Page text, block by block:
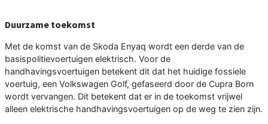
Duurzame toekomst
Met de komst van de Skoda Enyaq wordt een derde van de
basispolitievoertuigen elektrisch. Voor de
handhavingsvoertuigen betekent dit dat het huidige fossiele
voertuig, een Volkswagen Golf, gefaseerd door de Cupra Born
wordt vervangen. Dit betekent dat er in de toekomst vrijwel
alleen elektrische handhavingsvoertuigen op de weg te zien zijn.